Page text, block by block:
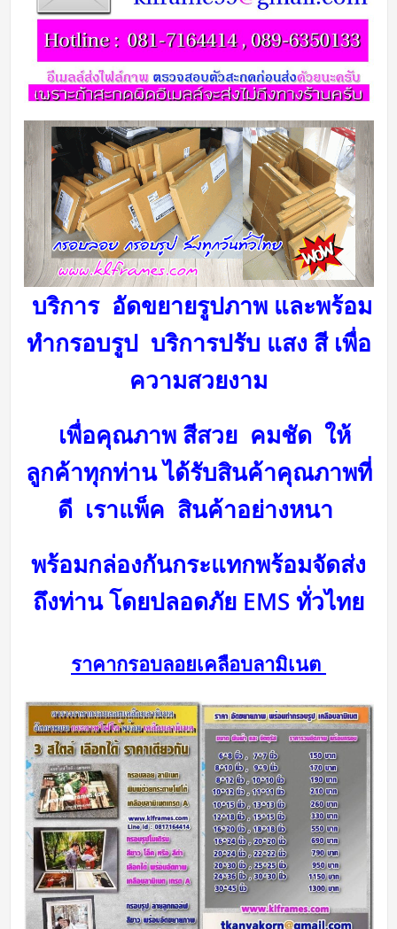
บริการ อัดขยายรูปภาพ และพร้อม
ทำกรอบรูป บริการปรับ แสง สี เพื่อ
ความสวยงาม
เพื่อคุณภาพ สีสวย คมชัด ให้
ลูกค้าทุกท่าน ได้รับสินค้าคุณภาพที่
ดี เราแพ็ค สินค้าอย่างหนา
พร้อมกล่องกันกระแทกพร้อมจัดส่ง
ถึงท่าน โดยปลอดภัย EMS ทั่วไทย
ราคากรอบลอยเคลือบลามิเนต